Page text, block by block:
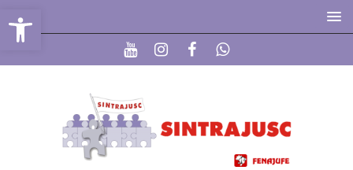
Abrir a barra de ferramentas